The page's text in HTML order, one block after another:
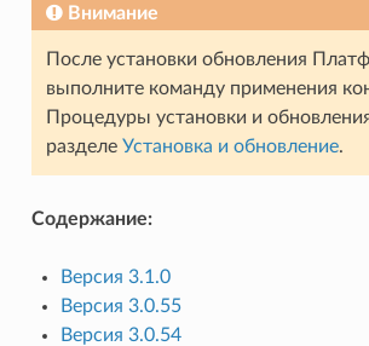
Внимание
После установки обновления
выполните команду применения
Процедуры установки и
разделе Установка и обновление.
Содержание:
Версия 3.1.0
Версия 3.0.55
Версия 3.0.54